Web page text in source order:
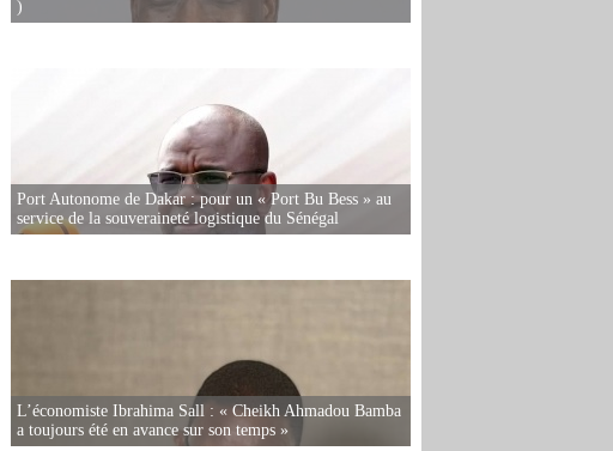
)
Port Autonome de Dakar : pour un « Port Bu Bess » au
service de la souveraineté logistique du Sénégal
L’économiste Ibrahima Sall : « Cheikh Ahmadou Bamba
a toujours été en avance sur son temps »